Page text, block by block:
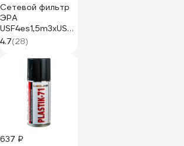
Сетевой фильтр
ЭРА
USF4es1,5m3xUSBAB
с базовой
защитой, с
заземлением, с
выключателем, 4
розетки, 3xUSB
Б0059568
4.7(28)
637 ₽